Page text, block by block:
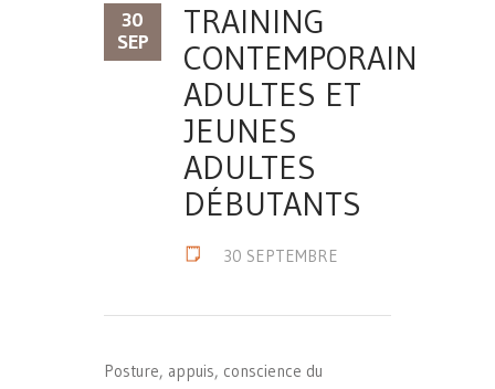
30
SEP
TRAINING
CONTEMPORAIN
ADULTES ET
JEUNES
ADULTES
DÉBUTANTS
30 SEPTEMBRE
Posture, appuis, conscience du